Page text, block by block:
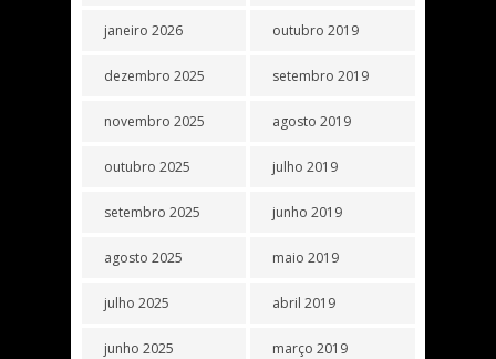
janeiro 2026
dezembro 2025
novembro 2025
outubro 2025
setembro 2025
agosto 2025
julho 2025
junho 2025
outubro 2019
setembro 2019
agosto 2019
julho 2019
junho 2019
maio 2019
abril 2019
março 2019